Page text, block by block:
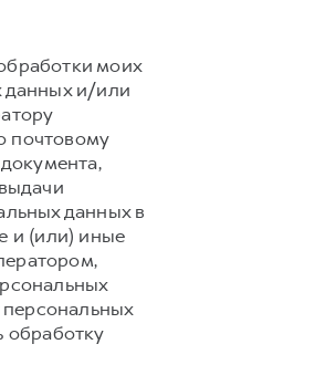
моих
данных и/или
почтовому
данных в
и (или) иные
обработку